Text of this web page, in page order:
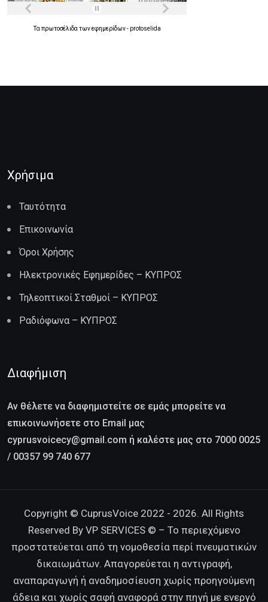
Τα πρωτοσέλιδα τωνεφημερίδων- protoselida
Χρήσιμα
Ταυτότητα
Επικοινωνία
Όροι Χρήσης
Ηλεκτρονικές Εφημερίδες – ΚΥΠΡΟΣ
Τηλεοπτικοί Σταθμοί – ΚΥΠΡΟΣ
Ραδιόφωνα – ΚΥΠΡΟΣ
Διαφήμιση
Αν θέλετε να διαφημιστείτε σε εμάς μπορείτε να
επικοινωνήσετε στο Email μας
cyprusvoicecy@gmail.com ή καλέστε μας στο 7000 0025
/ 00357 99 740 677
Copyright © CuprusVoice 2022 - 2026. All Rights
Reserved By VP SERVICES © – Το περιεχόμενο
προστατεύεται από τη νομοθεσία περί πνευματικών
δικαιωμάτων. Απαγορεύεται η αντιγραφή,
αναπαραγωγή ή αναδημοσίευση χωρίς προηγούμενη
άδεια και χωρίς σαφή αναφορά στην πηγή με ενεργό